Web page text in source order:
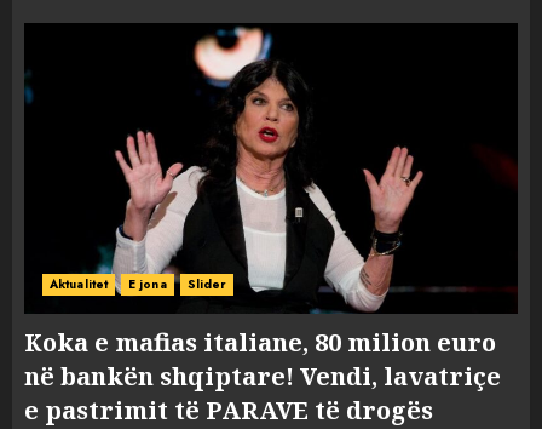
Aktualitet E jona Slider
Koka e mafias italiane, 80 milion euro
në bankën shqiptare! Vendi, lavatriçe
e pastrimit të PARAVE të drogës